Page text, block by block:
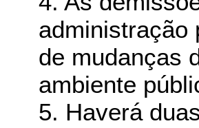
administração
de mudanças
ambiente
5. Haverá